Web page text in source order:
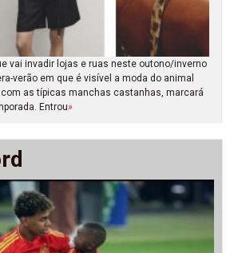
vai invadir lojas e ruas neste outono/inverno
verão em que é visível a moda do animal
as típicas manchas castanhas, marcará
Entrou»